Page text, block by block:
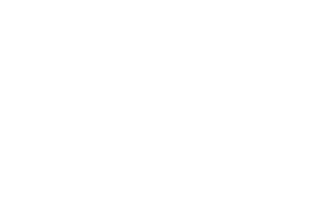
5 Sternen
gewünschten Wert ein